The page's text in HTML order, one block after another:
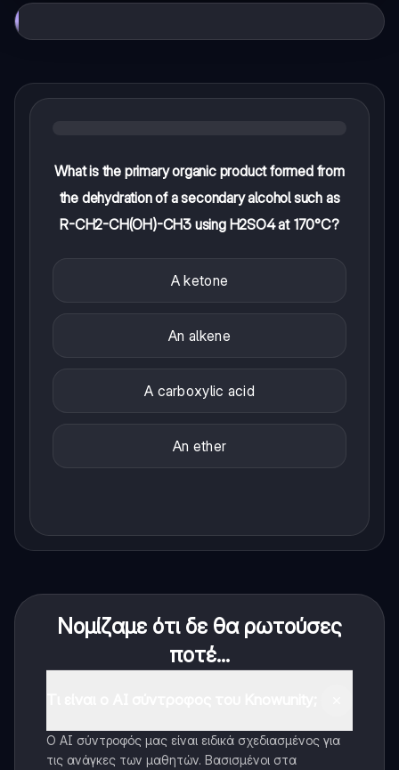
What is the primary organic product formed from
the dehydration of a secondary alcohol such as
R-CH2-CH(OH)-CH3 using H2SO4 at 170°C?
A ketone
An alkene
A carboxylic acid
An ether
Νομίζαμε ότι δε θα ρωτούσες
ποτέ...
Ο AI σύντροφός μας είναι ειδικά σχεδιασμένος για
τις ανάγκες των μαθητών. Βασισμένοι στα